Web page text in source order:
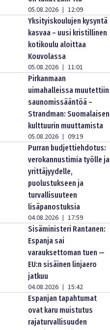
05.08.2026 | 12:09
Yksityiskoulujen kysyntä
kasvaa – uusi kristillinen
kotikoulu aloittaa
Kouvolassa
05.08.2026 | 11:01
Pirkanmaan
uimahalleissa muutettiin
saunomissääntöä –
Strandman: Suomalaisen
kulttuurin muuttamista
05.08.2026 | 09:19
Purran budjettiehdotus:
verokannustimia työlle ja
yrittäjyydelle,
puolustukseen ja
turvallisuuteen
lisäpanostuksia
04.08.2026 | 17:59
Sisäministeri Rantanen:
Espanja sai
varauksettoman tuen —
EU:n sisäinen linjaero
jatkuu
04.08.2026 | 15:42
Espanjan tapahtumat
ovat karu muistutus
rajaturvallisuuden